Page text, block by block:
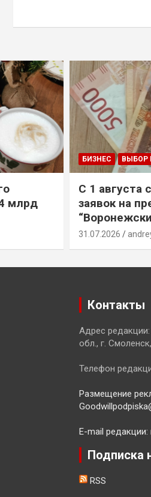
млрд
БИЗНЕС ВЫБОР
С 1 августа
заявок на
31.07.2026
Контакты
Адрес
обл., г.
Телефон
Размещение
E-mail
Подписка
RSS